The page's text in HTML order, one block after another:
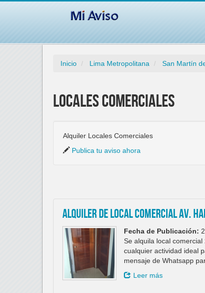
Inicio Lima Metropolitana San Martín
Locales Comerciales
Alquiler Locales Comerciales
Publica tu aviso ahora
Alquiler de local comercial Av.
Fecha de Publicación:
Se alquila local
cualquier actividad ideal
mensaje de Whatsapp
Leer más